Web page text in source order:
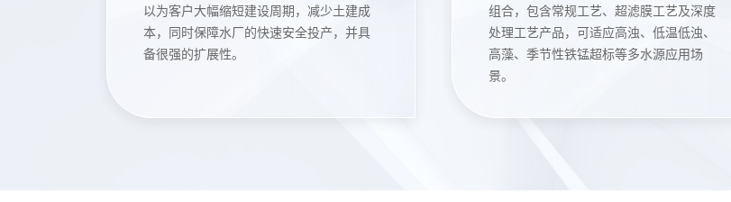
以为客户大幅缩短建设周期，减少土建成
本，同时保障水厂的快速安全投产，并具
备很强的扩展性。
组合，包含常规工艺、超滤膜工艺及深度
处理工艺产品，可适应高浊、低温低浊、
高藻、季节性铁锰超标等多水源应用场
景。